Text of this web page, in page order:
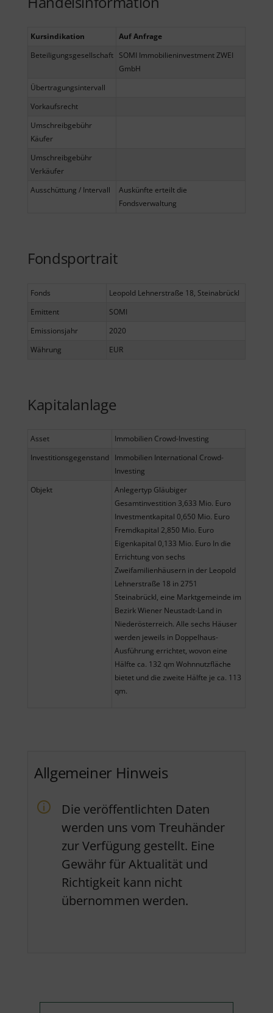
Kursindikation
Auf Anfrage
Beteiligungsgesellschaft SOMI Immobilieninvestment ZWEI
GmbH
Übertragungsintervall
Vorkaufsrecht
Umschreibgebühr
Käufer
Umschreibgebühr
Verkäufer
Ausschüttung / Intervall
Auskünfte erteilt die
Fondsverwaltung
Fondsportrait
Fonds
Leopold Lehnerstraße 18, Steinabrückl
Emittent
SOMI
Emissionsjahr
2020
Währung
EUR
Kapitalanlage
Asset
Immobilien Crowd-Investing
Investitionsgegenstand
Immobilien International Crowd-
Investing
Objekt
Anlegertyp Gläubiger
Gesamtinvestition 3,633 Mio. Euro
Investmentkapital 0,650 Mio. Euro
Fremdkapital 2,850 Mio. Euro
Eigenkapital 0,133 Mio. Euro In die
Errichtung von sechs
Zweifamilienhäusern in der Leopold
Lehnerstraße 18 in 2751
Steinabrückl, eine Marktgemeinde im
Bezirk Wiener Neustadt-Land in
Niederösterreich. Alle sechs Häuser
werden jeweils in Doppelhaus-
Ausführung errichtet, wovon eine
Hälfte ca. 132 qm Wohnnutzfläche
bietet und die zweite Hälfte je ca. 113
qm.
Allgemeiner Hinweis
Die veröffentlichten Daten
werden uns vom Treuhänder
zur Verfügung gestellt. Eine
Gewähr für Aktualität und
Richtigkeit kann nicht
übernommen werden.